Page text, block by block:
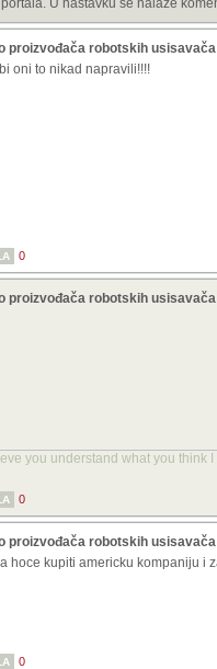
U nastavku se nalaze
proizvođača robotskih usisavača
oni to nikad napravili!!!!
0
proizvođača robotskih usisavača
you understand what you
0
proizvođača robotskih usisavača
hoce kupiti americku kompaniju i
0